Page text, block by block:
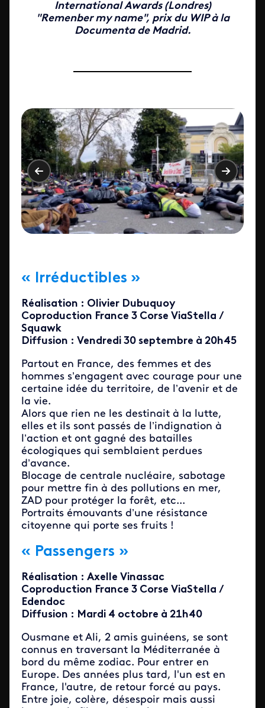
International Awards (Londres)
"Remenber my name", prix du WIP à la
Documenta de Madrid.
« Irréductibles »
Réalisation : Olivier Dubuquoy
Coproduction France 3 Corse ViaStella /
Squawk
Diffusion : Vendredi 30 septembre à 20h45
Partout en France, des femmes et des
hommes s’engagent avec courage pour une
certaine idée du territoire, de l’avenir et de
la vie.
Alors que rien ne les destinait à la lutte,
elles et ils sont passés de l’indignation à
l’action et ont gagné des batailles
écologiques qui semblaient perdues
d’avance.
Blocage de centrale nucléaire, sabotage
pour mettre fin à des pollutions en mer,
ZAD pour protéger la forêt, etc...
Portraits émouvants d’une résistance
citoyenne qui porte ses fruits !
« Passengers »
Réalisation : Axelle Vinassac
Coproduction France 3 Corse ViaStella /
Edendoc
Diffusion : Mardi 4 octobre à 21h40
Ousmane et Ali, 2 amis guinéens, se sont
connus en traversant la Méditerranée à
bord du même zodiac. Pour entrer en
Europe. Des années plus tard, l'un est en
France, l'autre, de retour forcé au pays.
Entre joie, colère, désespoir mais aussi